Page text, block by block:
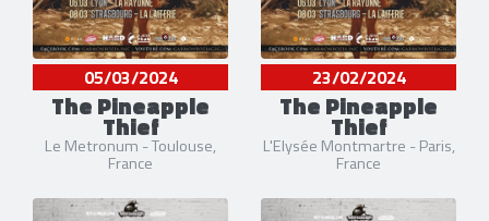
05/03/2024
The Pineapple
Thief
Le Metronum - Toulouse,
France
23/02/2024
The Pineapple
Thief
L'Elysée Montmartre - Paris,
France